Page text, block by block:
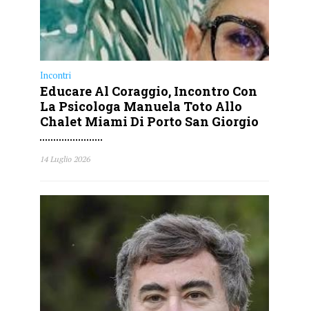
Incontri
Educare Al Coraggio, Incontro Con
La Psicologa Manuela Toto Allo
Chalet Miami Di Porto San Giorgio
14 Luglio 2026